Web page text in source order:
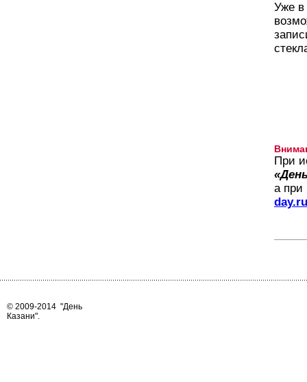
Уже в
При
а при
day.ru
© 2009-2014 "День
Казани".